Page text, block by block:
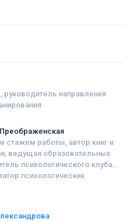
руководитель направления
стажем работы, автор книг и
ведущая образовательных
психологического клуба
психологических